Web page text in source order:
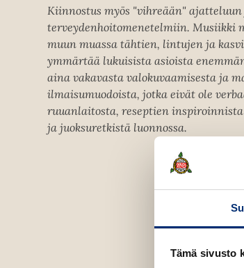
Tämä sivusto
Kiinnostus myös "vihreään"
terveydenhoitomenetelmiin. Musiikki
muun muassa tähtien, lintujen ja
ymmärtää lukuisista asioista
aina vakavasta valokuvaamisesta ja
ilmaisumuodoista, jotka eivät ole
ruuanlaitosta, reseptien
ja juoksuretkistä luonnossa.